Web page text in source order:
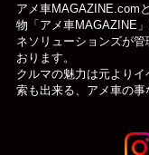
アメ車MAGAZINE.com
物「アメ車MAGAZINE
ネソリューションズが
おります。
クルマの魅力は元より
索も出来る、アメ車の事